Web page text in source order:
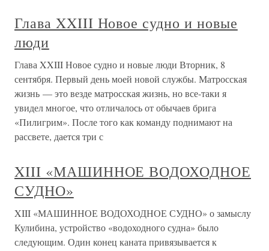
Глава XXIII Новое судно и новые
люди
Глава XXIII Новое судно и новые люди Вторник, 8
сентября. Первый день моей новой службы. Матросская
жизнь — это везде матросская жизнь, но все-таки я
увидел многое, что отличалось от обычаев брига
«Пилигрим». После того как команду поднимают на
рассвете, дается три с
XIII «МАШИННОЕ ВОДОХОДНОЕ
СУДНО»
XIII «МАШИННОЕ ВОДОХОДНОЕ СУДНО» о замыслу
Кулибина, устройство «водоходного судна» было
следующим. Один конец каната привязывается к